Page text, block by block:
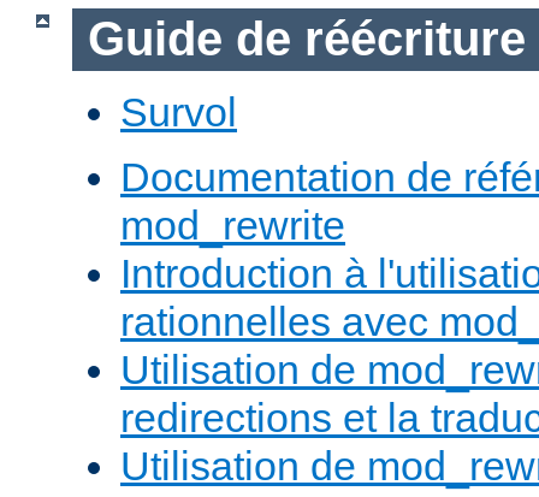
Guide de réécriture
Survol
Documentation de
mod_rewrite
Introduction à
rationnelles avec
Utilisation de
redirections et la
Utilisation de